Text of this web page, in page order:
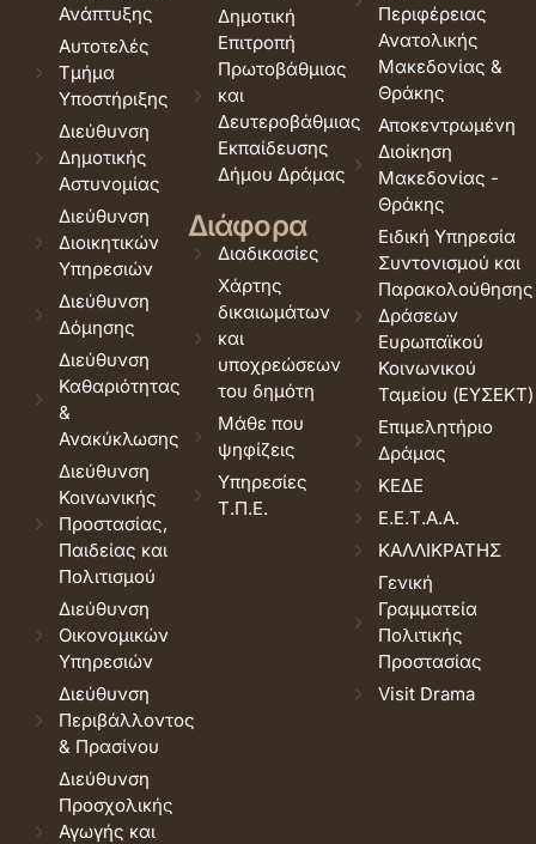
Ανάπτυξης
Αυτοτελές
Τμήμα
Υποστήριξης
Διεύθυνση
Δημοτικής
Αστυνομίας
Διεύθυνση
Διοικητικών
Υπηρεσιών
Διεύθυνση
Δόμησης
Διεύθυνση
Καθαριότητας
&
Ανακύκλωσης
Διεύθυνση
Κοινωνικής
Προστασίας,
Παιδείας και
Πολιτισμού
Διεύθυνση
Οικονομικών
Υπηρεσιών
Διεύθυνση
Περιβάλλοντος
& Πρασίνου
Διεύθυνση
Προσχολικής
Αγωγής και
Δημοτική
Επιτροπή
Πρωτοβάθμιας
και
Δευτεροβάθμιας
Εκπαίδευσης
Δήμου Δράμας
Διάφορα
Διαδικασίες
Χάρτης
δικαιωμάτων
και
υποχρεώσεων
του δημότη
Μάθε που
ψηφίζεις
Υπηρεσίες
Τ.Π.Ε.
Περιφέρειας
Ανατολικής
Μακεδονίας &
Θράκης
Αποκεντρωμένη
Διοίκηση
Μακεδονίας -
Θράκης
Ειδική Υπηρεσία
Συντονισμού και
Παρακολούθησης
Δράσεων
Ευρωπαϊκού
Κοινωνικού
Ταμείου (ΕΥΣΕΚΤ)
Επιμελητήριο
Δράμας
ΚΕΔΕ
Ε.Ε.Τ.Α.Α.
ΚΑΛΛΙΚΡΑΤΗΣ
Γενική
Γραμματεία
Πολιτικής
Προστασίας
Visit Drama